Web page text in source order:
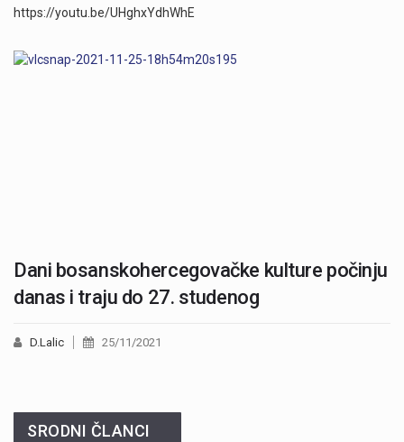
https://youtu.be/UHghxYdhWhE
Dani bosanskohercegovačke kulture počinju
danas i traju do 27. studenog
D.Lalic 25/11/2021
SRODNI ČLANCI